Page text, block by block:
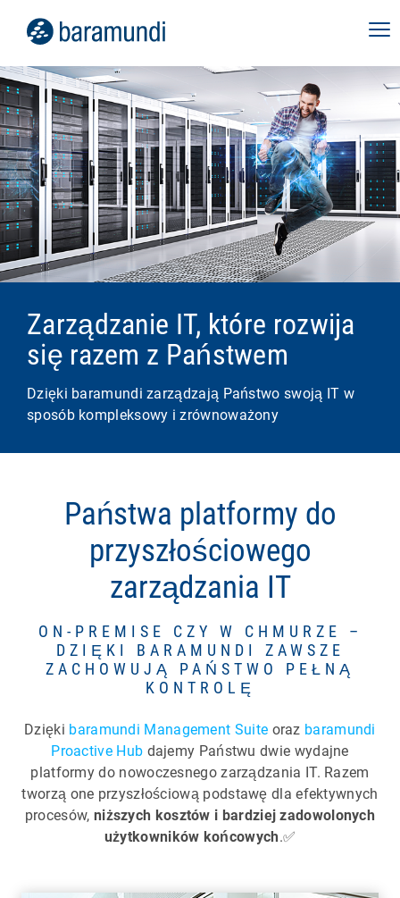
Zarządzanie IT, które rozwija
się razem z Państwem
Dzięki baramundi zarządzają Państwo swoją IT w
sposób kompleksowy i zrównoważony
Państwa platformy do
przyszłościowego
zarządzania IT
ON-PREMISE CZY W CHMURZE –
DZIĘKI BARAMUNDI ZAWSZE
ZACHOWUJĄ PAŃSTWO PEŁNĄ
KONTROLĘ
Dzięki baramundi Management Suite oraz baramundi
Proactive Hub dajemy Państwu dwie wydajne
platformy do nowoczesnego zarządzania IT. Razem
tworzą one przyszłościową podstawę dla efektywnych
procesów, niższych kosztów i bardziej zadowolonych
użytkowników końcowych.✅